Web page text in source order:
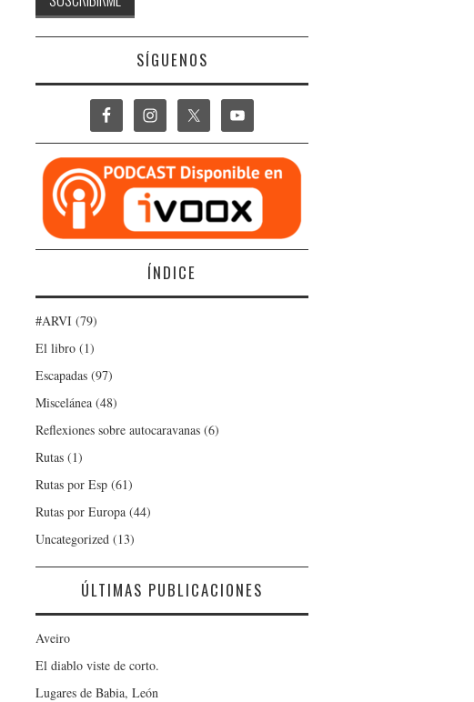
SÍGUENOS
ÍNDICE
#ARVI (79)
El libro (1)
Escapadas (97)
Miscelánea (48)
Reflexiones sobre autocaravanas (6)
Rutas (1)
Rutas por Esp (61)
Rutas por Europa (44)
Uncategorized (13)
ÚLTIMAS PUBLICACIONES
Aveiro
El diablo viste de corto.
Lugares de Babia, León